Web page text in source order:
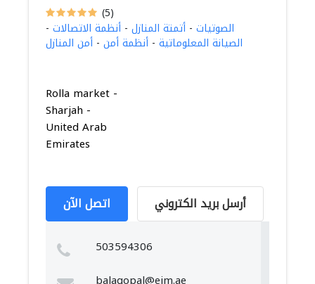
(5)
الصوتيات - أتمتة المنازل - أنظمة الاتصالات -
الصيانة المعلوماتية - أنظمة أمن - أمن المنازل
Rolla market -
Sharjah -
United Arab
Emirates
اتصل الآن أرسل بريد الكتروني
503594306